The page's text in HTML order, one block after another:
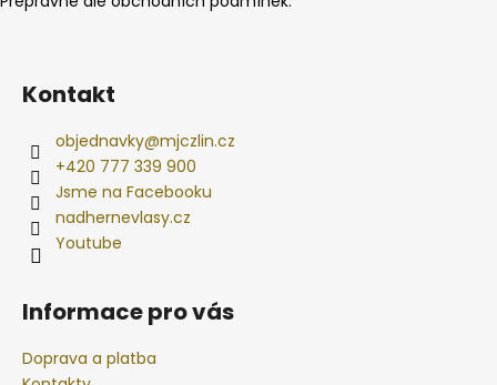
Kontakt
objednavky@mjczlin.cz
+420 777 339 900
Jsme na Facebooku
nadhernevlasy.cz
Youtube
Informace pro vás
Doprava a platba